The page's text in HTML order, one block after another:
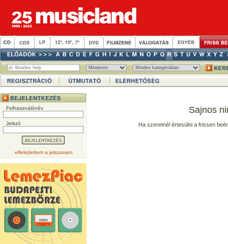
Felhasználónév
Jelszó
elfelejtettem a jelszavam
Sajnos
Ha szeretnél értesülni a frissen